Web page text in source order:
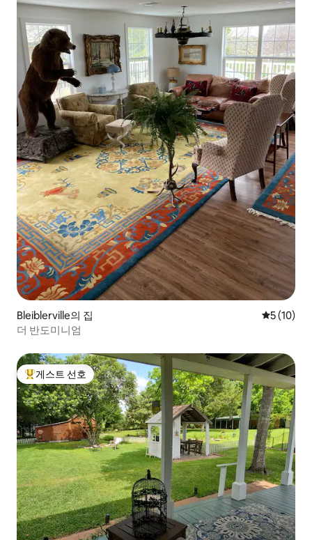
Bleiblerville의 집 평점 5점
5 (10)
더 반도미니엄
상위 게스트 선호
게스트 선호